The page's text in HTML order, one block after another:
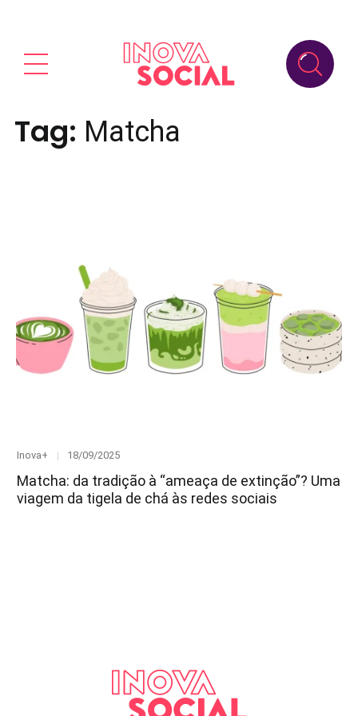
Tag: Matcha
Category
Inova+
Posted
18/09/2025
Matcha: da tradição à “ameaça de extinção”? Uma
viagem da tigela de chá às redes sociais